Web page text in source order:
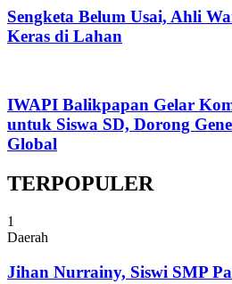
Sengketa Belum Usai, Ahli
Keras di Lahan
IWAPI Balikpapan Gelar
untuk Siswa SD, Dorong
Global
TERPOPULER
1
Daerah
Jihan Nurrainy, Siswi SMP